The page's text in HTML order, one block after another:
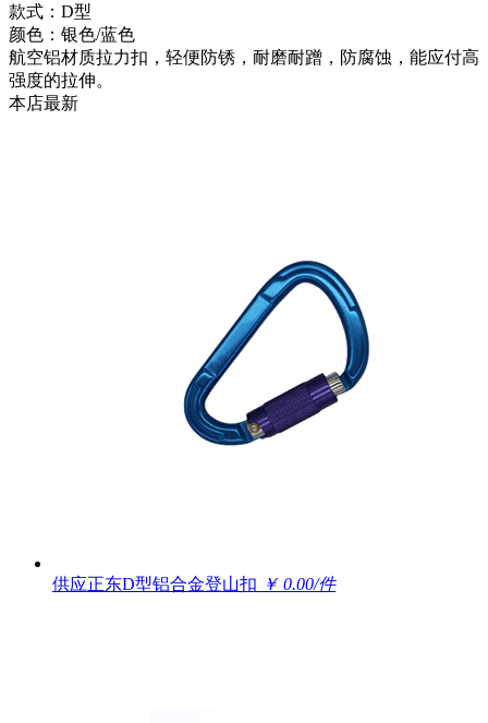
款式：D型
颜色：银色/蓝色
航空铝材质拉力扣，轻便防锈，耐磨耐蹭，防腐蚀，能应付高
强度的拉伸。
本店最新
供应正东D型铝合金登山扣 ￥ 0.00/件